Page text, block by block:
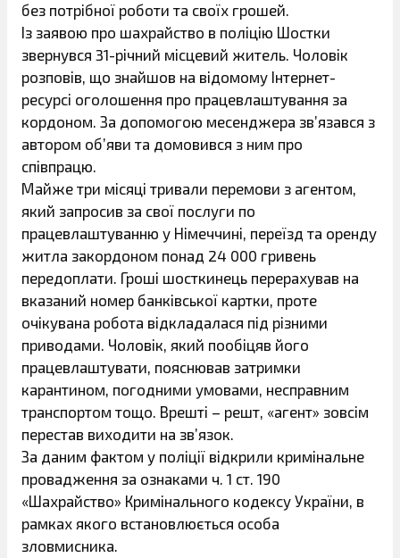
без потрібної роботи та своїх грошей.
Із заявою про шахрайство в поліцію Шостки
звернувся 31-річний місцевий житель. Чоловік
розповів, що знайшов на відомому Інтернет-
ресурсі оголошення про працевлаштування за
кордоном. За допомогою месенджера зв’язався з
автором об’яви та домовився з ним про
співпрацю.
Майже три місяці тривали перемови з агентом,
який запросив за свої послуги по
працевлаштуванню у Німеччині, переїзд та оренду
житла закордоном понад 24 000 гривень
передоплати. Гроші шосткинець перерахував на
вказаний номер банківської картки, проте
очікувана робота відкладалася під різними
приводами. Чоловік, який пообіцяв його
працевлаштувати, пояснював затримки
карантином, погодними умовами, несправним
транспортом тощо. Врешті – решт, «агент» зовсім
перестав виходити на зв’язок.
За даним фактом у поліції відкрили кримінальне
провадження за ознаками ч. 1 ст. 190
«Шахрайство» Кримінального кодексу України, в
рамках якого встановлюється особа
зловмисника.